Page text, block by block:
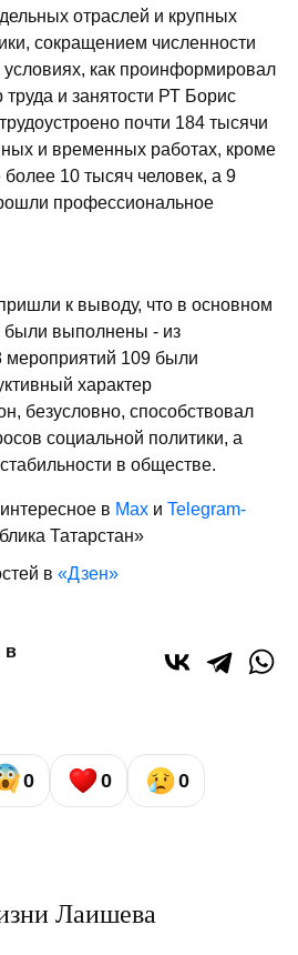
отраслей и крупных
сокращением численности
как проинформировал
и занятости РТ Борис
почти 184 тысячи
и временных работах, кроме
более 10 тысяч человек, а 9
профессиональное
к выводу, что в основном
были выполнены - из
мероприятий 109 были
характер
безусловно, способствовал
социальной политики, а
в обществе.
в Max и Telegram-
Татарстан»
в «Дзен»
в
0 0 0
Лаишева